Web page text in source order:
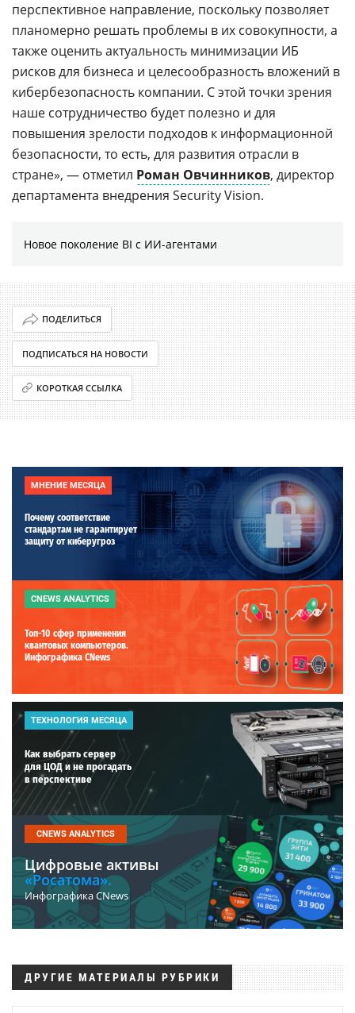
перспективное направление, поскольку позволяет
планомерно решать проблемы в их совокупности, а
также оценить актуальность минимизации ИБ
рисков для бизнеса и целесообразность вложений в
кибербезопасность компании. С этой точки зрения
наше сотрудничество будет полезно и для
повышения зрелости подходов к информационной
безопасности, то есть, для развития отрасли в
стране», — отметил Роман Овчинников, директор
департамента внедрения Security Vision.
Новое поколение BI с ИИ-агентами
ПОДЕЛИТЬСЯ
ПОДПИСАТЬСЯ НА НОВОСТИ
КОРОТКАЯ ССЫЛКА
МНЕНИЕ МЕСЯЦА
Почему соответствие
стандартам не гарантирует
защиту от киберугроз
CNEWS ANALYTICS
Топ-10 сфер применения
квантовых компьютеров.
Инфографика CNews
ТЕХНОЛОГИЯ МЕСЯЦА
Как выбрать сервер
для ЦОД и не прогадать
в перспективе
CNEWS ANALYTICS
Цифровые активы
«Росатома».
Инфографика CNews
ДРУГИЕ МАТЕРИАЛЫ РУБРИКИ